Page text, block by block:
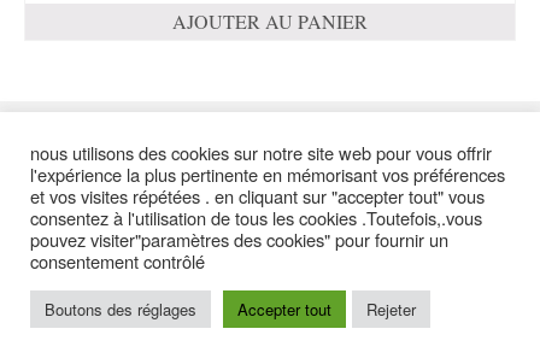
AJOUTER AU PANIER
suivez moi
contact plan du site Politique de confidentialité mentions légales
Conditions générales de ventes
© 2026 DISKRAB - FLEURS - WordPress Theme byKadence WP
nous utilisons des cookies sur notre site web pour vous offrir
l'expérience la plus pertinente en mémorisant vos préférences
et vos visites répétées . en cliquant sur "accepter tout" vous
consentez à l'utilisation de tous les cookies .Toutefois,.vous
pouvez visiter"paramètres des cookies" pour fournir un
consentement contrôlé
Boutons des réglages Accepter tout Rejeter